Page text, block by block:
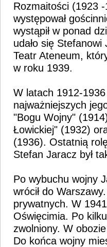
Rozmaitości (1923
występował
wystąpił w ponad
udało się
Teatr Ateneum,
w roku 1939.
W latach 1912-
najważniejszych
"Bogu Wojny"
Łowickiej" (1932)
(1936). Ostatnią
Stefan Jaracz był
Po wybuchu wojny
wrócił do
prywatnych. W
Oświęcimia. Po
zwolniony. W
Do końca wojny